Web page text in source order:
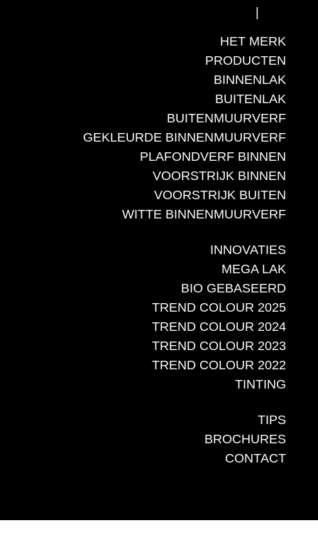
HET MERK
PRODUCTEN
BINNENLAK
BUITENLAK
BUITENMUURVERF
GEKLEURDE BINNENMUURVERF
PLAFONDVERF BINNEN
VOORSTRIJK BINNEN
VOORSTRIJK BUITEN
WITTE BINNENMUURVERF
INNOVATIES
MEGA LAK
BIO GEBASEERD
TREND COLOUR 2025
TREND COLOUR 2024
TREND COLOUR 2023
TREND COLOUR 2022
TINTING
TIPS
BROCHURES
CONTACT